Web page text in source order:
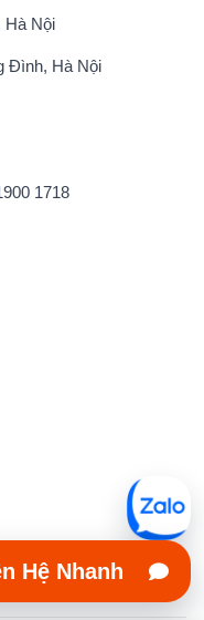
Hà Nội
Đình, Hà Nội
1718
Hệ Nhanh